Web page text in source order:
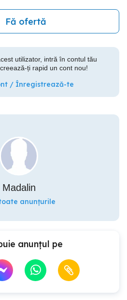
Fă ofertă
utilizator, intră în contul tău
ți rapid un cont nou!
/ Înregistrează-te
Madalin
anunțurile
anunțul pe